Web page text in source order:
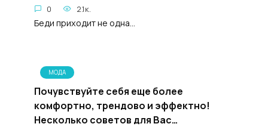
0 2.1к.
Беди приходит не одна...
МОДА
Почувствуйте себя еще более
комфортно, трендово и эффектно!
Несколько советов для Вас…